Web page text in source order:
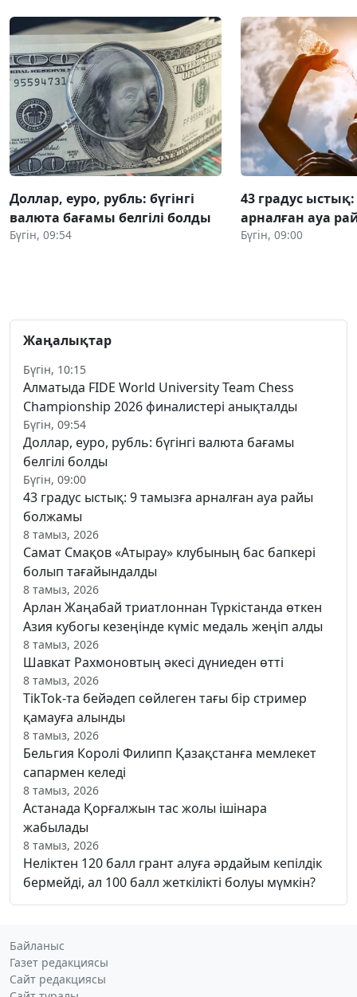
Доллар, еуро, рубль: бүгінгі
валюта бағамы белгілі болды
Бүгін, 09:54
43 градус
арналған ауа
Бүгін, 09:00
Жаңалықтар
Бүгін, 10:15
Алматыда FIDE World University Team Chess
Championship 2026 финалистері анықталды
Бүгін, 09:54
Доллар, еуро, рубль: бүгінгі валюта бағамы
белгілі болды
Бүгін, 09:00
43 градус ыстық: 9 тамызға арналған ауа райы
болжамы
8 тамыз, 2026
Самат Смақов «Атырау» клубының бас бапкері
болып тағайындалды
8 тамыз, 2026
Арлан Жаңабай триатлоннан Түркістанда өткен
Азия кубогы кезеңінде күміс медаль жеңіп алды
8 тамыз, 2026
Шавкат Рахмоновтың әкесі дүниеден өтті
8 тамыз, 2026
TikTok-та бейәдеп сөйлеген тағы бір стример
қамауға алынды
8 тамыз, 2026
Бельгия Королі Филипп Қазақстанға мемлекет
сапармен келеді
8 тамыз, 2026
Астанада Қорғалжын тас жолы ішінара
жабылады
8 тамыз, 2026
Неліктен 120 балл грант алуға әрдайым кепілдік
бермейді, ал 100 балл жеткілікті болуы мүмкін?
Байланыс
Газет редакциясы
Сайт редакциясы